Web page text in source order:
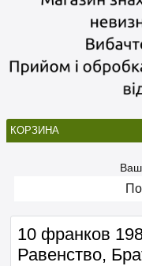
КОРЗИНА
10 франков
Равенство,